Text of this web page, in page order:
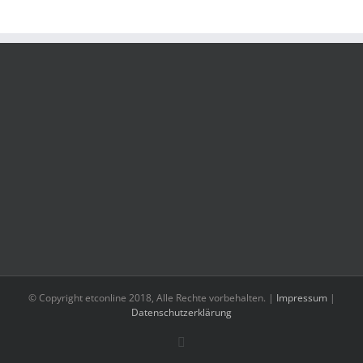
© Copyright etconline 2018, Alle Rechte vorbehalten. | Impressum |
Datenschutzerklärung